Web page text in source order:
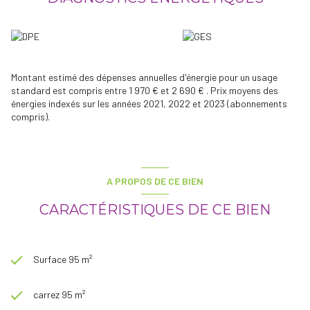
organiser une visite !
Les informations sur les risques auxquels ce bien est exposé sont
Montant estimé des dépenses annuelles d'énergie pour un usage
standard est compris entre 1 970 € et 2 690 € . Prix moyens des
énergies indexés sur les années 2021, 2022 et 2023 (abonnements
compris).
A PROPOS DE CE BIEN
CARACTÉRISTIQUES DE CE BIEN
Surface 95 m²
carrez 95 m²